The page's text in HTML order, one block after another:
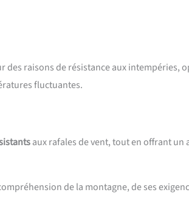
des raisons de résistance aux intempéries,
fluctuantes.
aux rafales de vent, tout en offrant un
de la montagne, de ses